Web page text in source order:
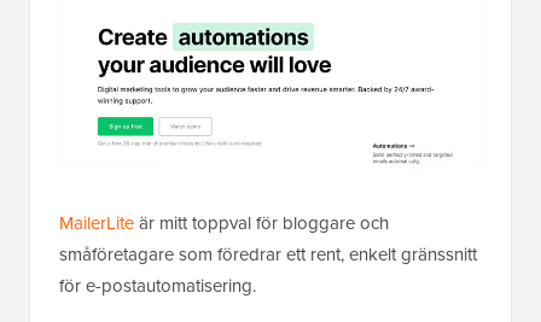
MailerLiteär mitt toppval för bloggare och
småföretagare som föredrar ett rent, enkelt gränssnitt
för e-postautomatisering.